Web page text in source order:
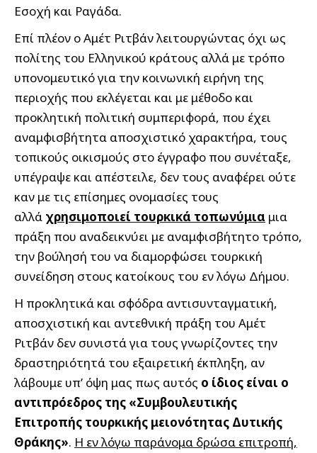
Εσοχή και Ραγάδα.
Επί πλέον ο Αμέτ Ριτβάν λειτουργώντας όχι ως
πολίτης του Ελληνικού κράτους αλλά με τρόπο
υπονομευτικό για την κοινωνική ειρήνη της
περιοχής που εκλέγεται και με μέθοδο και
προκλητική πολιτική συμπεριφορά, που έχει
αναμφισβήτητα αποσχιστικό χαρακτήρα, τους
τοπικούς οικισμούς στο έγγραφο που συνέταξε,
υπέγραψε και απέστειλε, δεν τους αναφέρει ούτε
καν με τις επίσημες ονομασίες τους
αλλά χρησιμοποιεί τουρκικά τοπωνύμια μια
πράξη που αναδεικνύει με αναμφισβήτητο τρόπο,
την βούλησή του να διαμορφώσει τουρκική
συνείδηση στους κατοίκους του εν λόγω Δήμου.
Η προκλητικά και σφόδρα αντισυνταγματική,
αποσχιστική και αντεθνική πράξη του Αμέτ
Ριτβάν δεν συνιστά για τους γνωρίζοντες την
δραστηριότητά του εξαιρετική έκπληξη, αν
λάβουμε υπ’ όψη μας πως αυτός ο ίδιος είναι ο
αντιπρόεδρος της «Συμβουλευτικής
Επιτροπής τουρκικής μειονότητας Δυτικής
Θράκης». Η εν λόγω παράνομα δρώσα επιτροπή,